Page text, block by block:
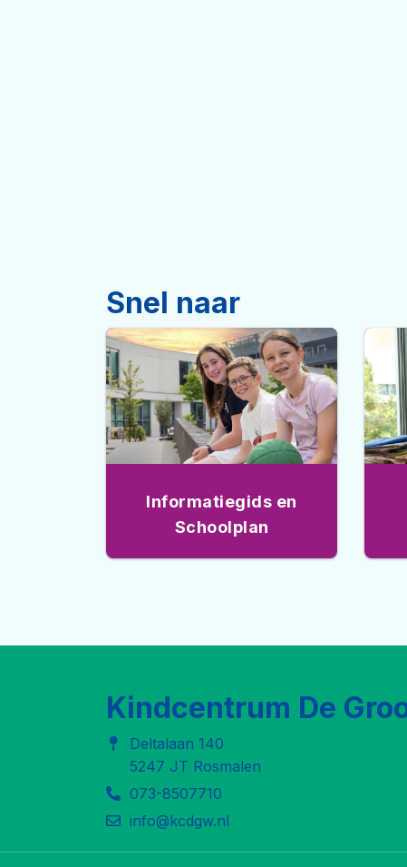
Snel naar
Informatiegids en
Schoolplan
Kindcentrum De
Deltalaan 140
5247 JT Rosmalen
073-8507710
info@kcdgw.nl